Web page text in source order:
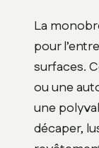
La
pour
surfaces.
ou une
une
décaper,